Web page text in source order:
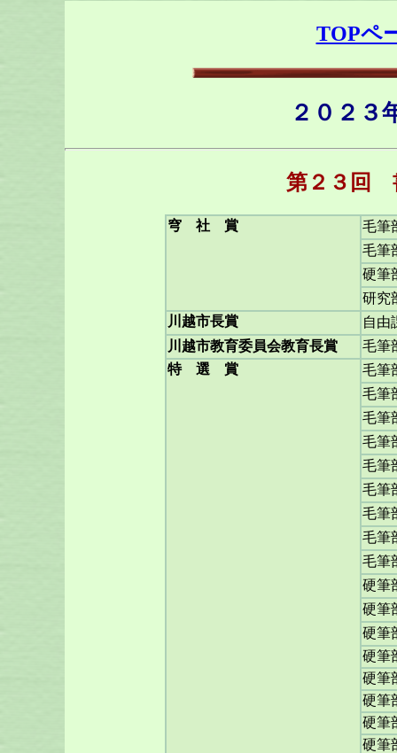
TOPペ
２０２３
第２３回
穹 社 賞
毛筆
毛筆
硬筆
研究
川越市長賞
自由
川越市教育委員会教育長賞
毛筆
特 選 賞
毛筆
毛筆
毛筆
毛筆
毛筆
毛筆
毛筆
毛筆
毛筆
硬筆
硬筆
硬筆
硬筆
硬筆
硬筆
硬筆
硬筆